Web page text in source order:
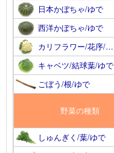
日本かぼちゃ/ゆで
西洋かぼちゃ/ゆで
カリフラワー/花序/…
キャベツ/結球葉/ゆで
ごぼう/根/ゆで
野菜の種類
しゅんぎく/葉/ゆで